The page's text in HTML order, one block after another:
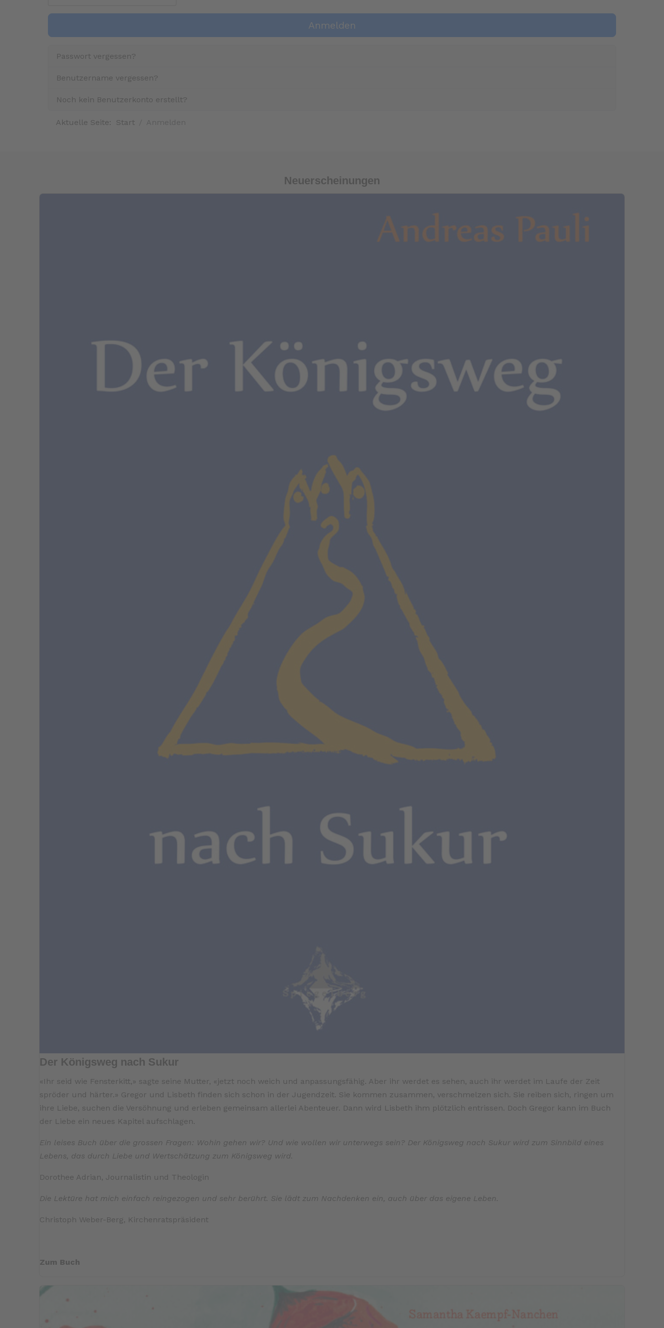
Anmelden
Passwort vergessen?
Benutzername vergessen?
Noch kein Benutzerkonto erstellt?
Aktuelle Seite: Start
Neuerscheinungen
Der Königsweg nach Sukur
«Ihr seid wie Fensterkitt,» sagte seine Mutter, «jetzt noch weich und anpassungsfähig. Aber ihr werdet es sehen, auch ihr werdet im Laufe der Zeit
spröder und härter.» Gregor und Lisbeth finden sich schon in der Jugendzeit. Sie kommen zusammen, verschmelzen sich. Sie reiben sich, ringen um
ihre Liebe, suchen die Versöhnung und erleben gemeinsam allerlei Abenteuer. Dann wird Lisbeth ihm plötzlich entrissen. Doch Gregor kann im Buch
der Liebe ein neues Kapitel aufschlagen.
Ein leises Buch über die grossen Fragen: Wohin gehen wir? Und wie wollen wir unterwegs sein? Der Königsweg nach Sukur wird zum Sinnbild eines
Lebens, das durch Liebe und Wertschätzung zum Königsweg wird.
Dorothee Adrian, Journalistin und Theologin
Die Lektüre hat mich einfach reingezogen und sehr berührt. Sie lädt zum Nachdenken ein, auch über das eigene Leben.
Christoph Weber-Berg, Kirchenratspräsident
Zum Buch